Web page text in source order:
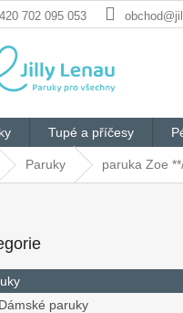
702 095 053
Tupé a příčesy
Paruky paruka Zoe
Dámské paruky